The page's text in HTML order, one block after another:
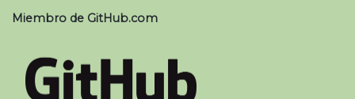
Miembro de GitHub.com